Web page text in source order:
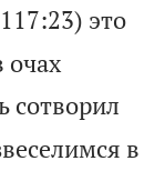
это
очах
сотворил
в